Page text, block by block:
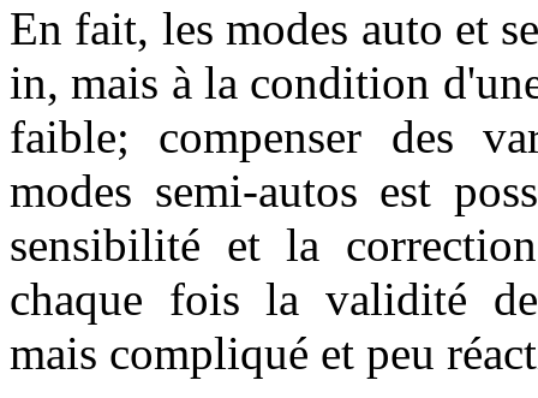
En fait, les modes auto et
in, mais à la condition
faible; compenser des
modes semi-autos est
sensibilité et la
chaque fois la validité
mais compliqué et peu